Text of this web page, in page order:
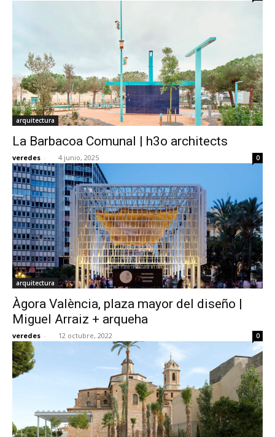
arquitectura
La Barbacoa Comunal | h3o architects
veredes - 4 junio, 2025 0
arquitectura
Àgora València, plaza mayor del diseño |
Miguel Arraiz + arqueha
veredes - 12 octubre, 2022 0